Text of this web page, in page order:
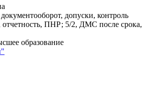
допуски, контроль
отчетность, ПНР; 5/2, ДМС после срока,
образование